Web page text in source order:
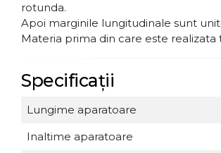
rotunda.
Apoi marginile lungitudinale sunt
Materia prima din care este
Specificații
Lungime aparatoare
Inaltime aparatoare